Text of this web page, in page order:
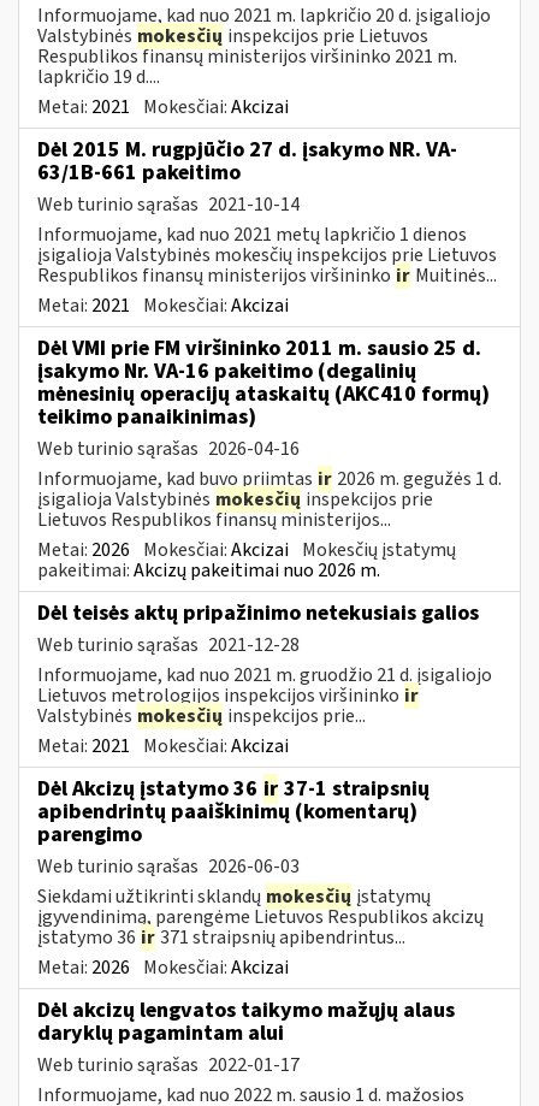
Informuojame, kad nuo 2021 m. lapkričio 20 d. įsigaliojo
Valstybinės mokesčių inspekcijos prie Lietuvos
Respublikos finansų ministerijos viršininko 2021 m.
lapkričio 19 d....
Metai: 2021 Mokesčiai:Akcizai
Dėl 2015 M. rugpjūčio 27 d. įsakymo NR. VA-
63/1B-661 pakeitimo
Web turinio sąrašas 2021-10-14
Informuojame, kad nuo 2021 metų lapkričio 1 dienos
įsigalioja Valstybinės mokesčių inspekcijos prie Lietuvos
Respublikos finansų ministerijos viršininko ir Muitinės...
Metai: 2021 Mokesčiai:Akcizai
Dėl VMI prie FM viršininko 2011 m. sausio 25 d.
įsakymo Nr. VA-16 pakeitimo (degalinių
mėnesinių operacijų ataskaitų (AKC410 formų)
teikimo panaikinimas)
Web turinio sąrašas 2026-04-16
Informuojame, kad buvo priimtas ir 2026 m. gegužės 1 d.
įsigalioja Valstybinės mokesčių inspekcijos prie
Lietuvos Respublikos finansų ministerijos...
Metai: 2026 Mokesčiai:Akcizai Mokesčių įstatymų
pakeitimai:Akcizų pakeitimai nuo 2026 m.
Dėl teisės aktų pripažinimo netekusiais galios
Web turinio sąrašas 2021-12-28
Informuojame, kad nuo 2021 m. gruodžio 21 d. įsigaliojo
Lietuvos metrologijos inspekcijos viršininko ir
Valstybinės mokesčių inspekcijos prie...
Metai: 2021 Mokesčiai:Akcizai
Dėl Akcizų įstatymo 36 ir 37-1 straipsnių
apibendrintų paaiškinimų (komentarų)
parengimo
Web turinio sąrašas 2026-06-03
Siekdami užtikrinti sklandų mokesčių įstatymų
įgyvendinimą, parengėme Lietuvos Respublikos akcizų
įstatymo 36 ir371 straipsnių apibendrintus...
Metai: 2026 Mokesčiai:Akcizai
Dėl akcizų lengvatos taikymo mažųjų alaus
daryklų pagamintam alui
Web turinio sąrašas 2022-01-17
Informuojame, kad nuo 2022 m. sausio 1 d. mažosios